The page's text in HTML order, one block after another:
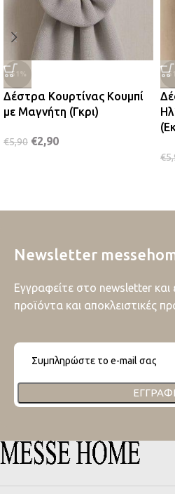
-51%
Δέστρα Κουρτίνας Κουμπί
με Μαγνήτη (Γκρι)
€5,90 €2,90
-
€
Newsletter
Εγγραφείτε στο newsletter και
προϊόντα και αποκλειστικές